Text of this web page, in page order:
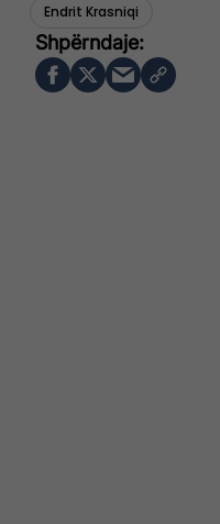
Endrit Krasniqi